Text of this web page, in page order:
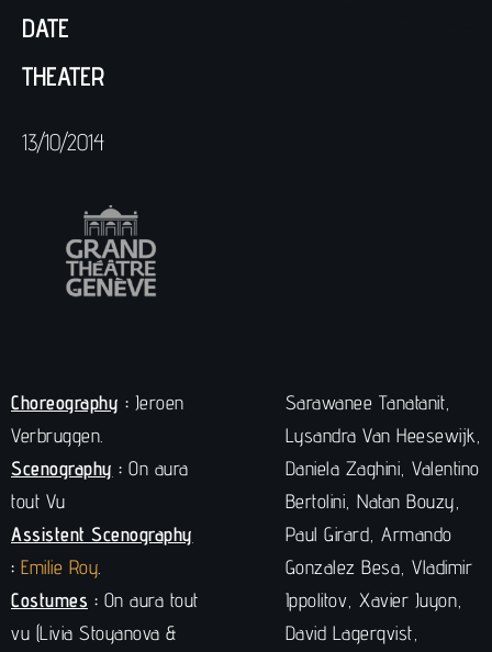
DATE
THEATER
13/10/2014
Choreography : Jeroen
Verbruggen.
Scenography : On aura
tout Vu
Assistent Scenography
: Emilie Roy.
Costumes : On aura tout
vu (Livia Stoyanova &
Sarawanee Tanatanit,
Lysandra Van Heesewijk,
Daniela Zaghini, Valentino
Bertolini, Natan Bouzy,
Paul Girard, Armando
Gonzalez Besa, Vladimir
Ippolitov, Xavier Juyon,
David Lagerqvist,